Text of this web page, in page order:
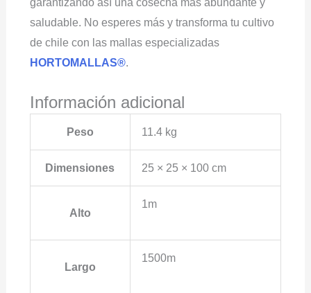
garantizando así una cosecha más abundante y
saludable. No esperes más y transforma tu cultivo
de chile con las mallas especializadas
HORTOMALLAS®.
Información adicional
Peso 11.4 kg
Dimensiones 25 × 25 × 100 cm
Alto
1m
Largo
1500m